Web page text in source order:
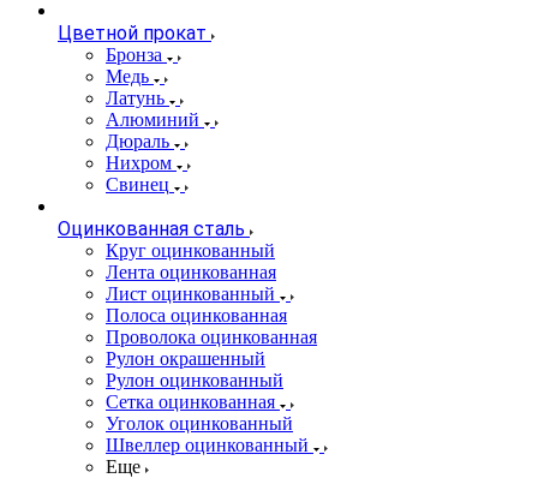
Цветной прокат
Бронза
Медь
Латунь
Алюминий
Дюраль
Нихром
Свинец
Оцинкованная сталь
Круг оцинкованный
Лента оцинкованная
Лист оцинкованный
Полоса оцинкованная
Проволока оцинкованная
Рулон окрашенный
Рулон оцинкованный
Сетка оцинкованная
Уголок оцинкованный
Швеллер оцинкованный
Еще